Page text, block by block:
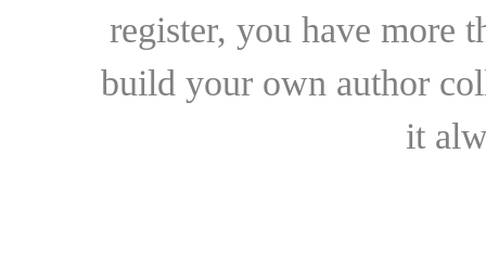
register, you have more
build your own author
it